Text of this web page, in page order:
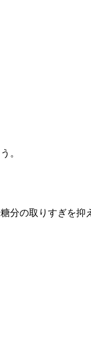
。
分の取りすぎを抑